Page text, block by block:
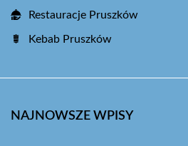
Restauracje Pruszków
Kebab Pruszków
NAJNOWSZE WPISY